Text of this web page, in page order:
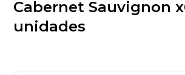
Cabernet Sauvignon
unidades